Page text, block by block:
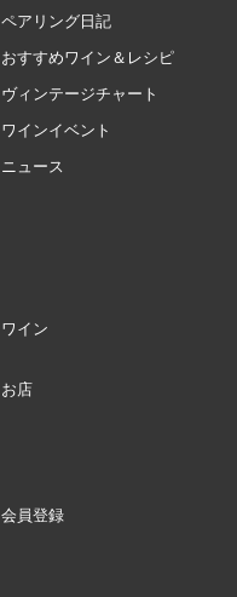
ペアリング日記
おすすめワイン＆レシピ
ヴィンテージチャート
ワインイベント
ニュース
ワイン
お店
会員登録